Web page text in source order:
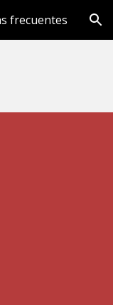
frecuentes